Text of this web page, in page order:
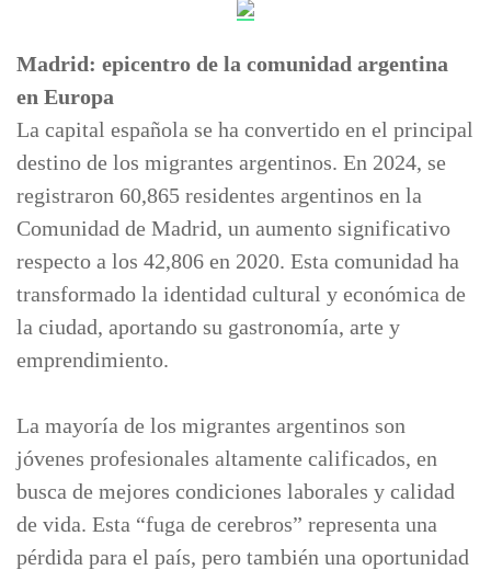
Madrid: epicentro de la comunidad argentina
en Europa
La capital española se ha convertido en el principal
destino de los migrantes argentinos. En 2024, se
registraron 60,865 residentes argentinos en la
Comunidad de Madrid, un aumento significativo
respecto a los 42,806 en 2020. Esta comunidad ha
transformado la identidad cultural y económica de
la ciudad, aportando su gastronomía, arte y
emprendimiento.
La mayoría de los migrantes argentinos son
jóvenes profesionales altamente calificados, en
busca de mejores condiciones laborales y calidad
de vida. Esta “fuga de cerebros” representa una
pérdida para el país, pero también una oportunidad